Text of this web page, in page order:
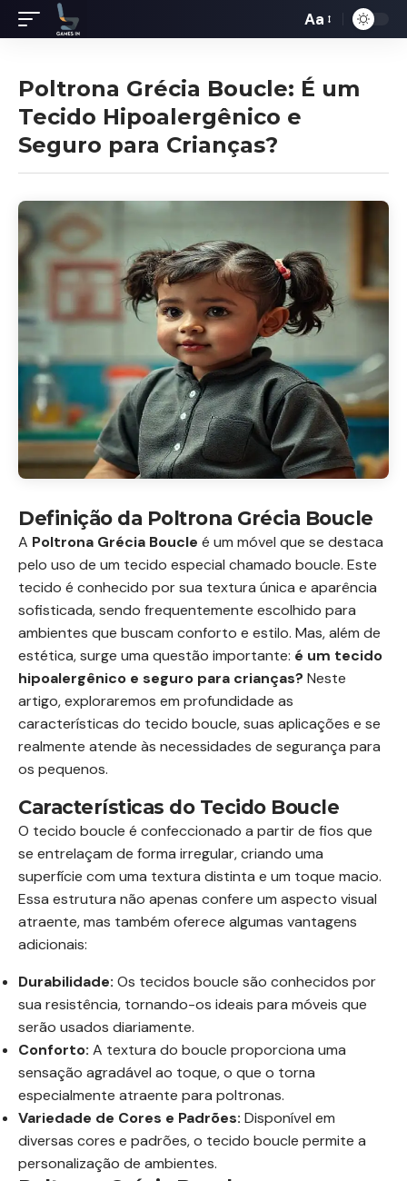
fontes
Aa
Poltrona Grécia Boucle: É um
Tecido Hipoalergênico e
Seguro para Crianças?
Definição da Poltrona Grécia Boucle
A Poltrona Grécia Boucle é um móvel que se destaca
pelo uso de um tecido especial chamado boucle. Este
tecido é conhecido por sua textura única e aparência
sofisticada, sendo frequentemente escolhido para
ambientes que buscam conforto e estilo. Mas, além de
estética, surge uma questão importante: é um tecido
hipoalergênico e seguro para crianças? Neste
artigo, exploraremos em profundidade as
características do tecido boucle, suas aplicações e se
realmente atende às necessidades de segurança para
os pequenos.
Características do Tecido Boucle
O tecido boucle é confeccionado a partir de fios que
se entrelaçam de forma irregular, criando uma
superfície com uma textura distinta e um toque macio.
Essa estrutura não apenas confere um aspecto visual
atraente, mas também oferece algumas vantagens
adicionais:
Durabilidade: Os tecidos boucle são conhecidos por
sua resistência, tornando-os ideais para móveis que
serão usados diariamente.
Conforto: A textura do boucle proporciona uma
sensação agradável ao toque, o que o torna
especialmente atraente para poltronas.
Variedade de Cores e Padrões: Disponível em
diversas cores e padrões, o tecido boucle permite a
personalização de ambientes.